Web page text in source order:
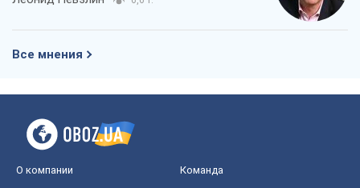
Все мнения
О компании Команда